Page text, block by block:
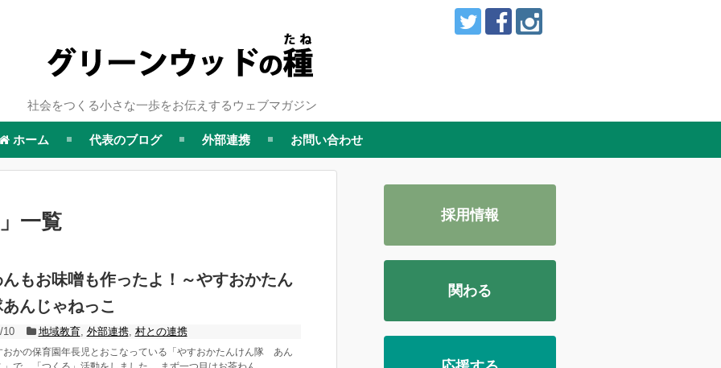
社会をつくる小さな一歩をお伝えするウェブマガジン
ホーム 代表のブログ 外部連携 お問い合わせ
」 一覧
もお味噌も作ったよ！～やすおかたん
んじゃねっこ
10 地域教育, 外部連携, 村との連携
おかの保育園年長児とおこなっている「やすおかたんけん隊 あん
採用情報
関わる